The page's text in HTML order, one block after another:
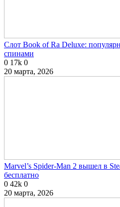
Слот Book of Ra Deluxe:
спинами
0 17k 0
20 марта, 2026
Marvel’s Spider-Man 2 вышел в
бесплатно
0 42k 0
20 марта, 2026